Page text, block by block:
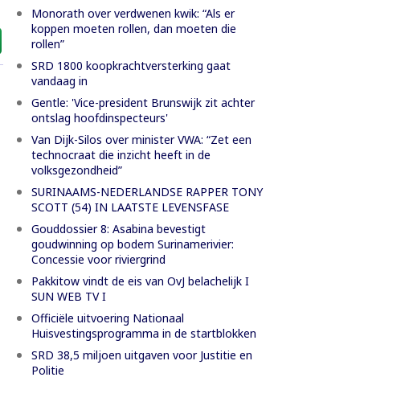
Monorath over verdwenen kwik: “Als er
koppen moeten rollen, dan moeten die
rollen”
SRD 1800 koopkrachtversterking gaat
vandaag in
Gentle: 'Vice-president Brunswijk zit achter
ontslag hoofdinspecteurs'
Van Dijk-Silos over minister VWA: “Zet een
technocraat die inzicht heeft in de
volksgezondheid”
SURINAAMS-NEDERLANDSE RAPPER TONY
SCOTT (54) IN LAATSTE LEVENSFASE
Gouddossier 8: Asabina bevestigt
goudwinning op bodem Surinamerivier:
Concessie voor riviergrind
Pakkitow vindt de eis van OvJ belachelijk I
SUN WEB TV I
Officiële uitvoering Nationaal
Huisvestingsprogramma in de startblokken
SRD 38,5 miljoen uitgaven voor Justitie en
Politie